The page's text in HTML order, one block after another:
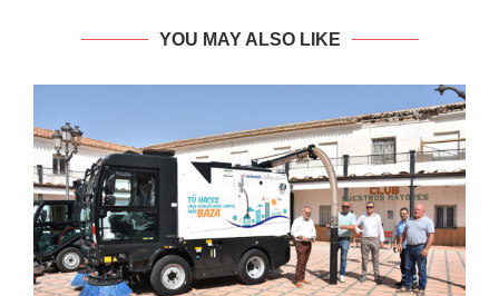
YOU MAY ALSO LIKE